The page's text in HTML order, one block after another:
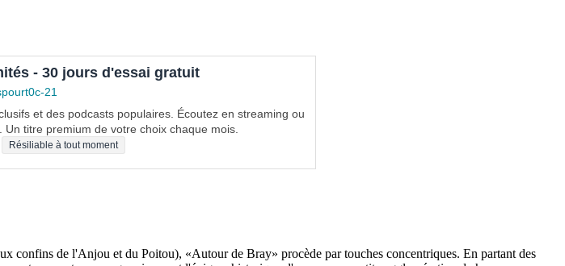
- 30 jours d'essai gratuit
21
et des podcasts populaires. Écoutez en streaming ou
titre premium de votre choix chaque mois.
Résiliable à tout moment
confins de l'Anjou et du Poitou), «Autour de Bray» procède par touches concentriques. En partant des